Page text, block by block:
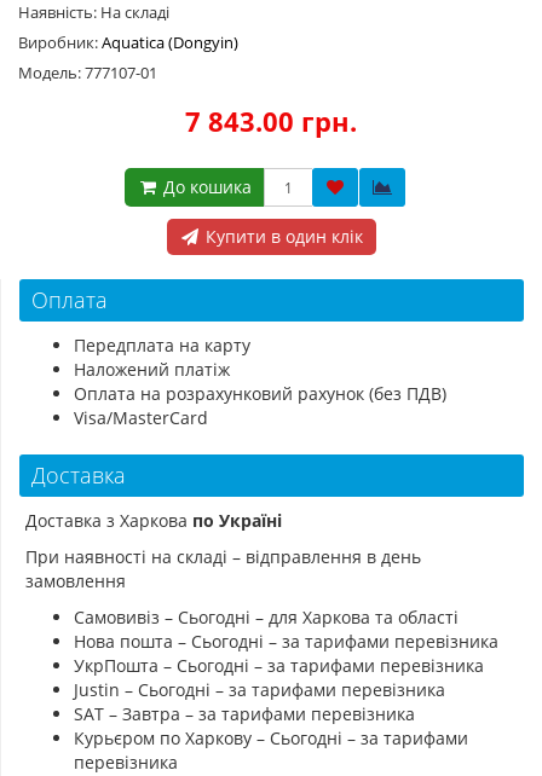
Наявність: На складі
Виробник:Aquatica (Dongyin)
Модель: 777107-01
7 843.00 грн.
До кошика
Купити в один клік
Оплата
Передплата на карту
Наложений платіж
Оплата на розрахунковий рахунок (без ПДВ)
Visa/MasterCard
Доставка
Доставка з Харкова по Україні
При наявності на складі – відправлення в день
замовлення
Самовивіз – Сьогодні – для Харкова та області
Нова пошта – Сьогодні – за тарифами перевізника
УкрПошта – Сьогодні – за тарифами перевізника
Justin – Сьогодні – за тарифами перевізника
SAT – Завтра – за тарифами перевізника
Курьєром по Харкову – Сьогодні – за тарифами
перевізника